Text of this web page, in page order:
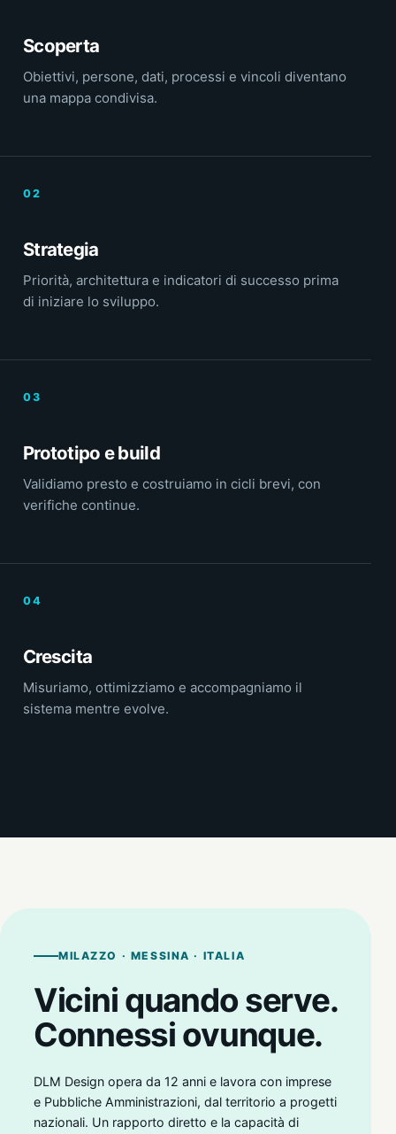
Scoperta
Obiettivi, persone, dati, processi e vincoli diventano
una mappa condivisa.
Strategia
Priorità, architettura e indicatori di successo prima
di iniziare lo sviluppo.
Prototipo e build
Validiamo presto e costruiamo in cicli brevi, con
verifiche continue.
Crescita
Misuriamo, ottimizziamo e accompagniamo il
sistema mentre evolve.
MILAZZO · MESSINA · ITALIA
Vicini quando serve.
Connessi ovunque.
DLM Design opera da 12 anni e lavora con imprese
e Pubbliche Amministrazioni, dal territorio a progetti
nazionali. Un rapporto diretto e la capacità di